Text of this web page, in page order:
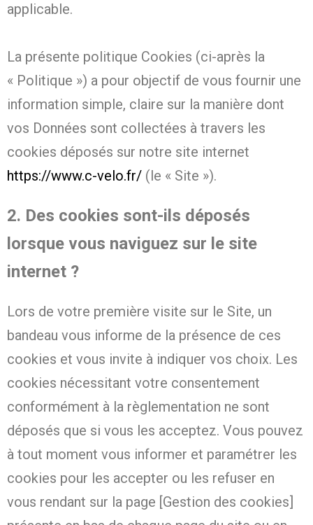
applicable.
La présente politique Cookies (ci-après la
« Politique ») a pour objectif de vous fournir une
information simple, claire sur la manière dont
vos Données sont collectées à travers les
cookies déposés sur notre site internet
https://www.c-velo.fr/ (le « Site »).
2. Des cookies sont-ils déposés
lorsque vous naviguez sur le site
internet ?
Lors de votre première visite sur le Site, un
bandeau vous informe de la présence de ces
cookies et vous invite à indiquer vos choix. Les
cookies nécessitant votre consentement
conformément à la règlementation ne sont
déposés que si vous les acceptez. Vous pouvez
à tout moment vous informer et paramétrer les
cookies pour les accepter ou les refuser en
vous rendant sur la page [Gestion des cookies]